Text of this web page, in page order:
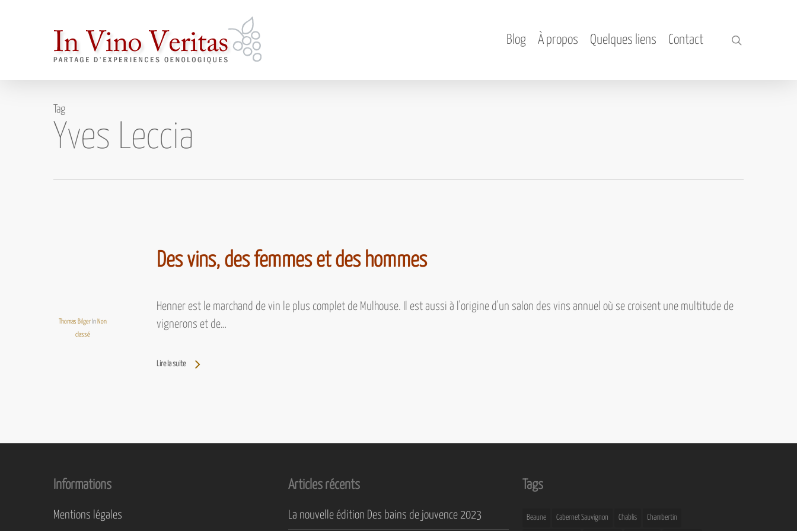
Blog À propos Quelques liens Contact
Tag
Yves Leccia
Thomas Bilger In Non
classé
Des vins, des femmes et des hommes
Henner est le marchand de vin le plus complet de Mulhouse. Il est aussi à l'origine d'un salon des vins annuel où se croisent une multitude de
vignerons et de…
Lire la suite
Informations
Mentions légales
Articles récents
La nouvelle édition Des bains de jouvence 2023
Tags
Beaune Cabernet Sauvignon Chablis Chambertin